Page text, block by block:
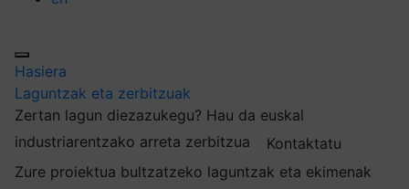
Hasiera
Laguntzak eta zerbitzuak
Zertan lagun diezazukegu? Hau da euskal
industriarentzako arreta zerbitzua
Kontaktatu
Zure proiektua bultzatzeko laguntzak eta ekimenak